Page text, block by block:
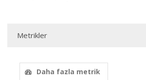
Metrikler
Daha fazla metrik